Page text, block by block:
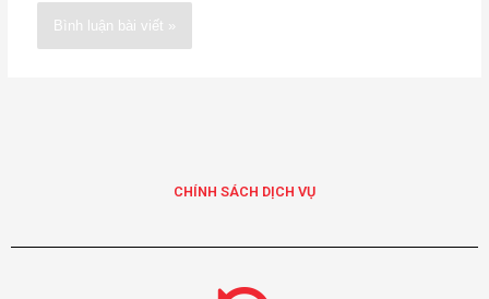
CHÍNH SÁCH DỊCH VỤ